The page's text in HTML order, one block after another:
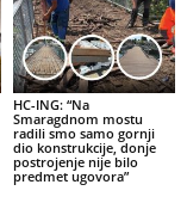
HC-ING: “Na
Smaragdnom mostu
radili smo samo gornji
dio konstrukcije, donje
postrojenje nije bilo
predmet ugovora”